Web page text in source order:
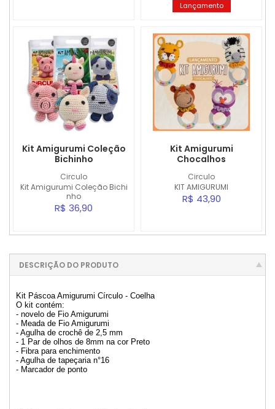
Lançamento
Circulo
Kit Amigurumi Coleção Bichi
nho
Kit Amigurumi Coleção
Bichinho
R$ 36,90
Circulo
KIT AMIGURUMI
Kit Amigurumi
Chocalhos
R$ 43,90
DESCRIÇÃO DO PRODUTO
Kit Páscoa Amigurumi Círculo - Coelha
O kit contém:
- novelo de Fio Amigurumi
- Meada de Fio Amigurumi
- Agulha de crochê de 2,5 mm
- 1 Par de olhos de 8mm na cor Preto
- Fibra para enchimento
- Agulha de tapeçaria n°16
- Marcador de ponto